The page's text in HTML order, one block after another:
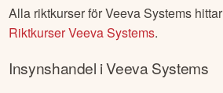
Alla riktkurser förVeeva Systems
RiktkurserVeeva Systems.
Insynshandel iVeeva Systems